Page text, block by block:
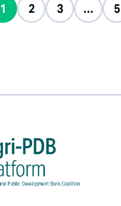
1 2 3 … 5